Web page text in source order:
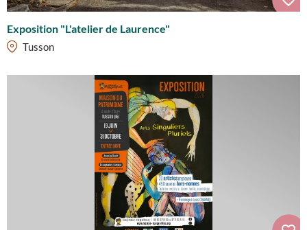
Exposition "L'atelier de Laurence"
Tusson